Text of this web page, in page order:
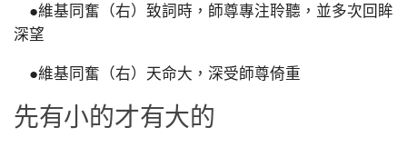
●維基同奮（右）致詞時，師尊專注聆聽，並多次回眸
深望
●維基同奮（右）天命大，深受師尊倚重
先有小的才有大的